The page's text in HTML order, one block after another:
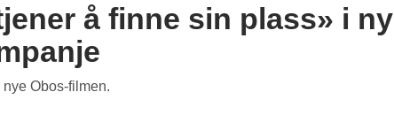
å finne sin plass» i ny
Obos-filmen.